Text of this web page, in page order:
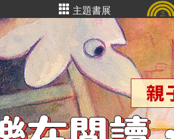
主題書展